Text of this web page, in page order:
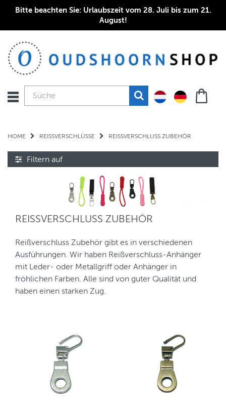
Bitte beachten Sie: Urlaubszeit vom 28. Juli bis zum 21.
August!
HOME REISSVERSCHLÜSSE REISSVERSCHLUSS ZUBEHÖR
Filtern auf
REISSVERSCHLUSS ZUBEHÖR
Reißverschluss Zubehör gibt es in verschiedenen
Ausführungen. Wir haben Reißverschluss-Anhänger
mit Leder- oder Metallgriff oder Anhänger in
fröhlichen Farben. Alle sind von guter Qualität und
haben einen starken Zug.